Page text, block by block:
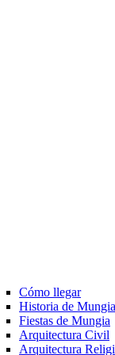
Cómo llegar
Historia de Mungia
Fiestas de Mungia
Arquitectura Civil
Arquitectura